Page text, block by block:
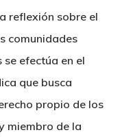
reflexión sobre el
comunidades
efectúa en el
que busca
propio de los
miembro de la